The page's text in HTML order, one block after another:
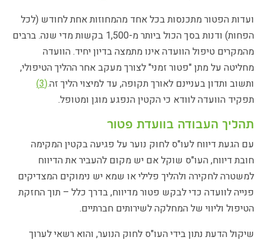
ועדות הפטור מתכנסות בכל אחד מהמחוזות אחת לחודש (לכל
הפחות) ודנות בסך הכול ביותר מ-1,500 בקשות מדי שנה. ברבים
מהמקרים טיפול הוועדה אינו מתמצה בדיון יחיד. הוועדה
מחליטה על מתן "פטור זמני" לצורך מעקב אחר ההליך הטיפולי,
ותשוב ותדון בעניינם לאורך תקופה, עד למיצוי הליך זה.
(
3)
תפקיד הוועדה לוודא כי הקטין הנפגע מוגן ומטופל.
תהליך העבודה בוועדת פטור
עם הגעת דיווח לעו"ס לחוק נוער על פגיעה בקטין המקימה
חובת דיווח, העו"ס שוקל אם יש מקום להעביר את הדיווח
למשטרה לחקירה ולהליך פלילי או שמא יש נימוקים המצדיקים
פנייה לוועדה כדי לבקש פטור מדיווח, בדרך כלל – תוך החזקת
הטיפול וליווי של המחלקה לשירותים חברתיים.
שיקול הדעת נתון בידי העו"ס לחוק הנוער, והוא רשאי לערוך